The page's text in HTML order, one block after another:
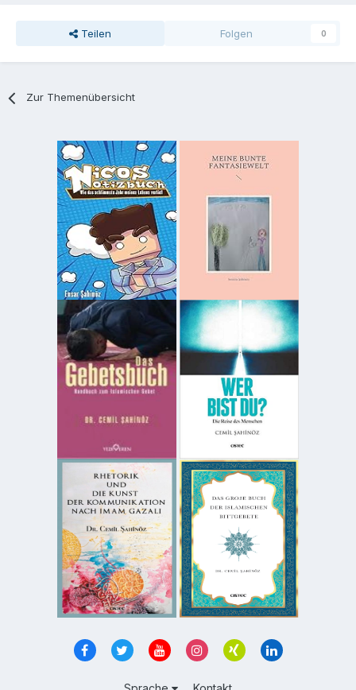
Teilen Folgen 0
Zur Themenübersicht